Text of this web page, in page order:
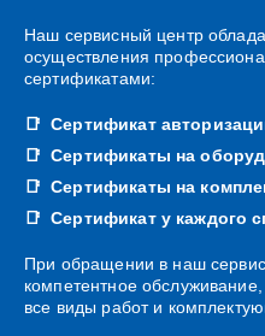
Наш сервисный центр
осуществления
сертификатами:
Сертификат
Сертификаты на
Сертификаты на
Сертификат у каждого
При обращении в наш сервис
компетентное
все виды работ и